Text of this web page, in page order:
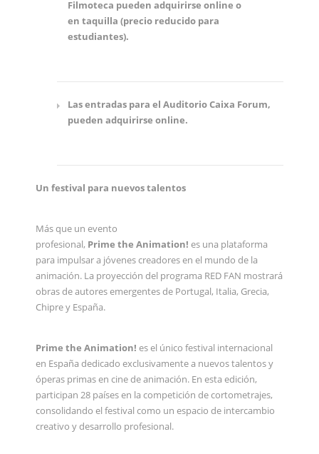
Filmoteca pueden adquirirse online o
en taquilla (precio reducido para
estudiantes).
Las entradas para el Auditorio Caixa Forum,
pueden adquirirse online.
Un festival para nuevos talentos
Más que un evento
profesional, Prime the Animation! es una plataforma
para impulsar a jóvenes creadores en el mundo de la
animación. La proyección del programa RED FAN mostrará
obras de autores emergentes de Portugal, Italia, Grecia,
Chipre y España.
Prime the Animation! es el único festival internacional
en España dedicado exclusivamente a nuevos talentos y
óperas primas en cine de animación. En esta edición,
participan 28 países en la competición de cortometrajes,
consolidando el festival como un espacio de intercambio
creativo y desarrollo profesional.